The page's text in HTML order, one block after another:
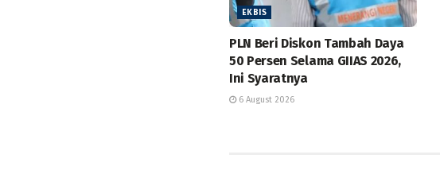
EKBIS
PLN Beri Diskon Tambah Daya
50 Persen Selama GIIAS 2026,
Ini Syaratnya
6 August 2026